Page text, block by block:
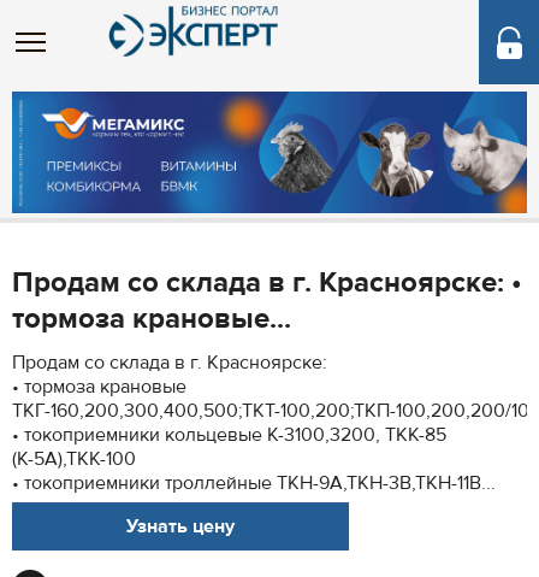
Продам со склада в г. Красноярске: •
тормоза крановые...
Продам со склада в г. Красноярске:
• тормоза крановые
ТКГ-160,200,300,400,500;ТКТ-100,200;ТКП-100,200,200/
• токоприемники кольцевые К-3100,3200, ТКК-85
(К-5А),ТКК-100
• токоприемники троллейные ТКН-9А,ТКН-3В,ТКН-11В...
Узнать цену